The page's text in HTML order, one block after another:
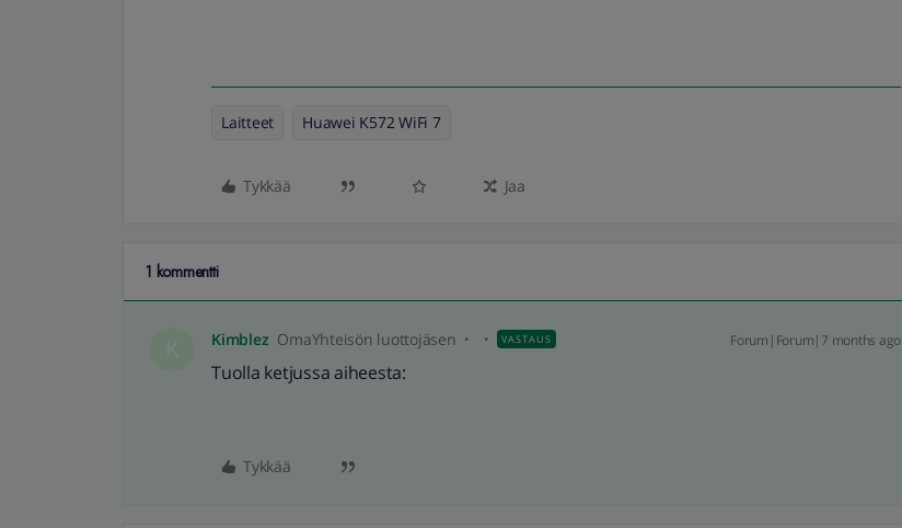
Laitteet Huawei K572 WiFi 7
Tykkää Jaa
1 kommentti
Kimblez OmaYhteisön luottojäsen VASTAUS Forum|Forum|7 months ago
Tuolla ketjussa aiheesta:
Tykkää